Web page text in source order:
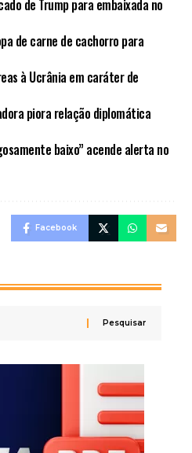
de Trump para embaixada no
de carne de cachorro para
à Ucrânia em caráter de
piora relação diplomática
baixo” acende alerta no
Facebook